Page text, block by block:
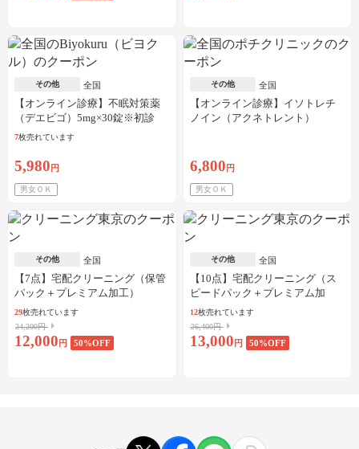
その他 全国
【オンライン診療】不眠対策薬
（デエビゴ）5mg×30錠※初診
料・送料込
7枚売れています
5,980 円
男女ＯＫ
その他 全国
【オンライン診療】イソトレチ
ノイン（アクネトレント）
6,800 円
男女ＯＫ
その他 全国
【7点】宅配クリーニング（保管
パック＋プレミアム加工）
29枚売れています
24,200円
12,000 円 50%OFF
その他 全国
【10点】宅配クリーニング（ス
ピードパック＋プレミアム加
工）
12枚売れています
26,400円
13,000 円 50%OFF